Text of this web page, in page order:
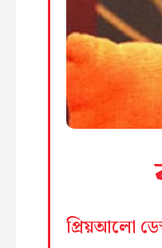
প্রিয়আলো